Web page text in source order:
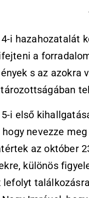
i hazahozatalát
a
s az
i első
nevezze
az október
különös